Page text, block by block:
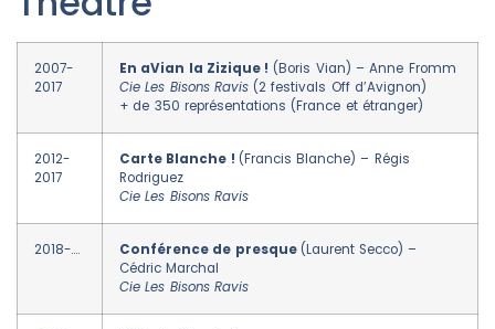
2007-
2017
En aVian la Zizique ! (Boris Vian) – Anne Fromm
Cie Les Bisons Ravis(2 festivals Off d’Avignon)
+ de 350 représentations (France et étranger)
2012-
2017
Carte Blanche ! (Francis Blanche) – Régis
Rodriguez
Cie Les Bisons Ravis
2018-…. Conférence de presque (Laurent Secco) –
Cédric Marchal
Cie Les Bisons Ravis